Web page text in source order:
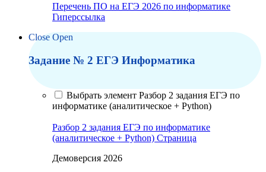
Перечень ПО на ЕГЭ 2026 по информатике
Гиперссылка
Close Open
Задание № 2 ЕГЭ Информатика
Выбрать элемент Разбор 2 задания ЕГЭ по
информатике (аналитическое + Python)
Разбор 2 задания ЕГЭ по информатике
(аналитическое + Python) Страница
Демоверсия 2026